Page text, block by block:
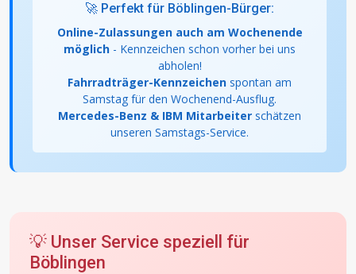
🚀 Perfekt für Böblingen-Bürger:
Online-Zulassungen auch am Wochenende
möglich - Kennzeichen schon vorher bei uns
abholen!
Fahrradträger-Kennzeichen spontan am
Samstag für den Wochenend-Ausflug.
Mercedes-Benz & IBM Mitarbeiter schätzen
unseren Samstags-Service.
💡 Unser Service speziell für
Böblingen